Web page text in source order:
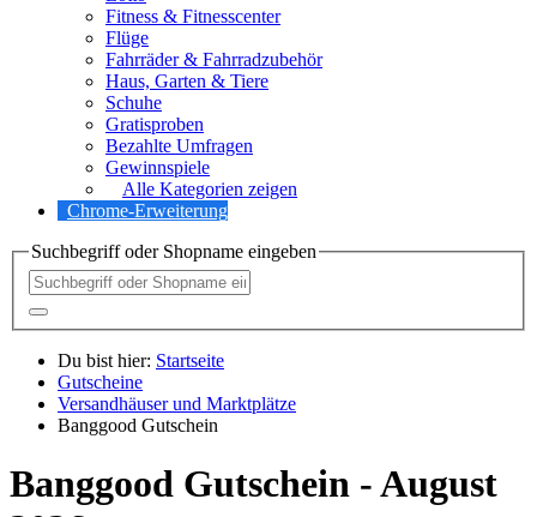
Fitness & Fitnesscenter
Flüge
Fahrräder & Fahrradzubehör
Haus, Garten & Tiere
Schuhe
Gratisproben
Bezahlte Umfragen
Gewinnspiele
Alle Kategorien zeigen
Chrome-Erweiterung
Suchbegriff oder Shopname eingeben
Du bist hier: Startseite
Gutscheine
Versandhäuser und Marktplätze
Banggood Gutschein
Banggood Gutschein - August